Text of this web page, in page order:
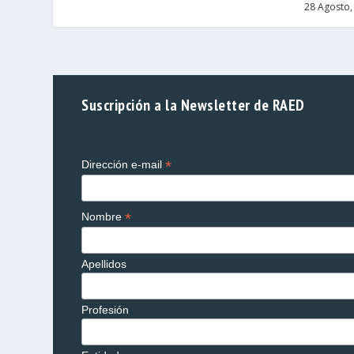
28
Suscripción a la Newsletter de RAED
Dirección e-mail*
Nombre*
Apellidos
Profesión